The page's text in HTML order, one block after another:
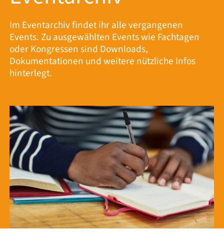
Im Eventarchiv findet ihr alle vergangenen
Events. Zu ausgewählten Events wie Fachtagen
oder Kongressen sind Downloads,
Dokumentationen und weitere nützliche Infos
hinterlegt.